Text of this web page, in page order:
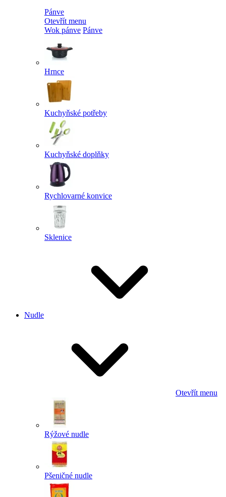
Pánve
Otevřít menu
Wok pánve Pánve
Hrnce
Kuchyňské potřeby
Kuchyňské doplňky
Rychlovarné konvice
Sklenice
Nudle
Otevřít menu
Rýžové nudle
Pšeničné nudle